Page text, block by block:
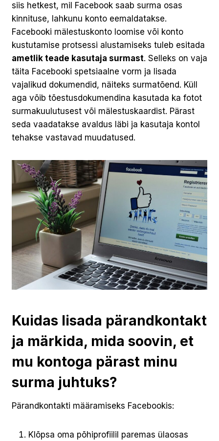
siis hetkest, mil Facebook saab surma osas
kinnituse, lahkunu konto eemaldatakse.
Facebooki mälestuskonto loomise või konto
kustutamise protsessi alustamiseks tuleb esitada
ametlik teade kasutaja surmast. Selleks on vaja
täita Facebooki spetsiaalne vorm ja lisada
vajalikud dokumendid, näiteks surmatõend. Küll
aga võib tõestusdokumendina kasutada ka fotot
surmakuulutusest või mälestuskaardist. Pärast
seda vaadatakse avaldus läbi ja kasutaja kontol
tehakse vastavad muudatused.
Kuidas lisada pärandkontakt
ja märkida, mida soovin, et
mu kontoga pärast minu
surma juhtuks?
Pärandkontakti määramiseks Facebookis:
Klõpsa oma põhiprofiilil paremas ülaosas